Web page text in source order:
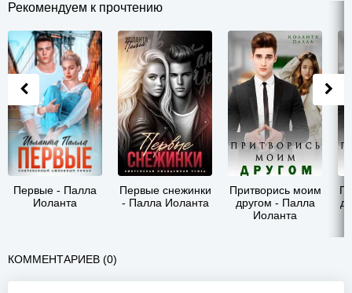
Рекомендуем к прочтению
Первые - Палла
Иоланта
Первые снежинки
- Палла Иоланта
Притворись моим
другом - Палла
Иоланта
КОММЕНТАРИЕВ (0)